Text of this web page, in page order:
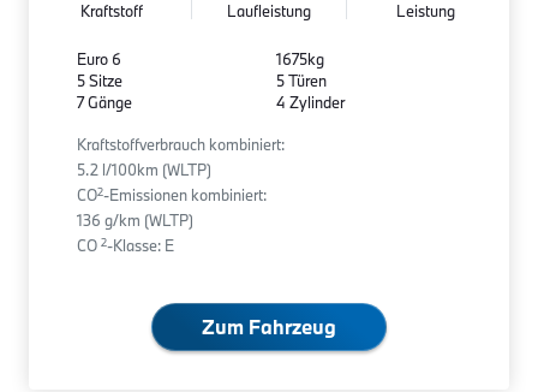
Kraftstoff Laufleistung Leistung
Euro 6
5 Sitze
7 Gänge
1675kg
5 Türen
4 Zylinder
Kraftstoffverbrauch kombiniert:
5.2 l/100km (WLTP)
CO2-Emissionen kombiniert:
136 g/km (WLTP)
CO 2-Klasse: E
Zum Fahrzeug